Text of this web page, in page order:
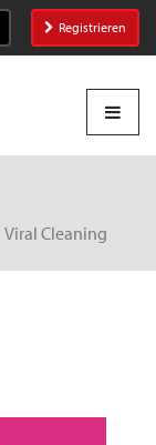
Registrieren
Viral Cleaning